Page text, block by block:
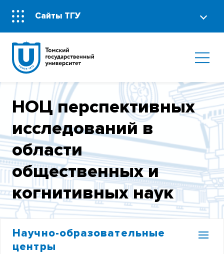
Сайты ТГУ
НОЦ перспективных
исследований в
области
общественных и
когнитивных наук
Научно-образовательные
центры